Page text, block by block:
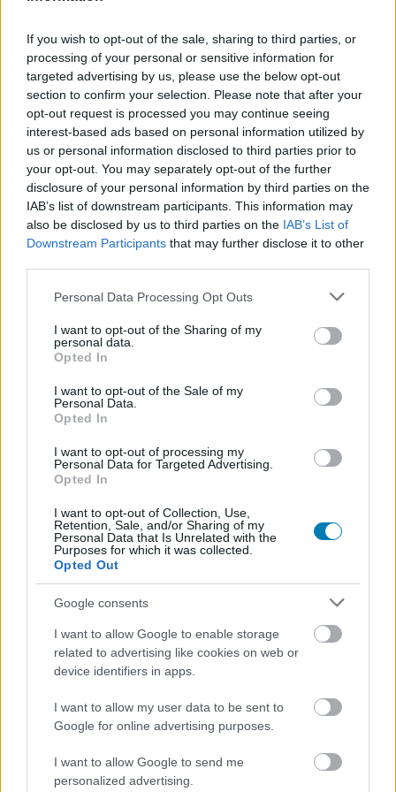
If you wish to opt-out of the sale, sharing to third parties, or
processing of your personal or sensitive information for
targeted advertising by us, please use the below opt-out
section to confirm your selection. Please note that after your
opt-out request is processed you may continue seeing
interest-based ads based on personal information utilized by
us or personal information disclosed to third parties prior to
your opt-out. You may separately opt-out of the further
disclosure of your personal information by third parties on the
IAB’s list of downstream participants. This information may
also be disclosed by us to third parties on the IAB’s List of
Downstream Participants that may further disclose it to other
Please note that this website/app uses one or more Google
not limited to your visit or usage behaviour. You may click to
grant or deny consent to Google and its third-party tags to
use your data for below specified purposes in below Google
consent section.
Personal Data Processing Opt Outs
I want to opt-out of the Sharing of my
personal data.
Opted In
I want to opt-out of the Sale of my
Personal Data.
Opted In
I want to opt-out of processing my
Personal Data for Targeted Advertising.
Opted In
I want to opt-out of Collection, Use,
Retention, Sale, and/or Sharing of my
Personal Data that Is Unrelated with the
Purposes for which it was collected.
Opted Out
Google consents
I want to allow Google to enable storage
related to advertising like cookies on web or
device identifiers in apps.
I want to allow my user data to be sent to
Google for online advertising purposes.
I want to allow Google to send me
personalized advertising.
Izgalmas újítások
AMI NEM TETSZETT
A mesterséges intelligencia
A lopakodós játékmenet hiányosságai
Jensen is mobilra költözik
A Square Enix újabb sikeres szériáját dolgozza
át mobilos logikai játékká, de a Deus Ex GO - a
átskinezett változat lesz.
81.69%